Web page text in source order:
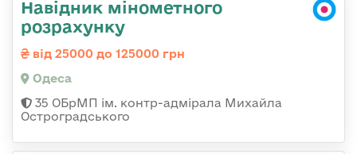
Навідник мінометного
розрахунку
від 25000 до 125000 грн
Одеса
35 ОБрМП ім. контр-адмірала Михайла
Остроградського